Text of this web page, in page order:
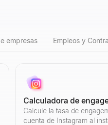
empresas Empleos y
Calculadora de
Calcule la tasa de
cuenta de Instagram al